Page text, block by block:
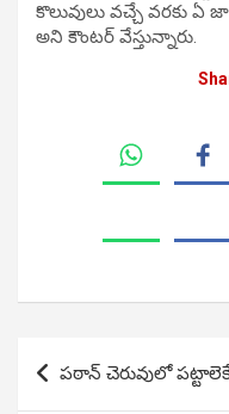
కొలువులు వచ్చే వరకు
అని కౌంటర్ వేస్తున్నారు.
Post
navigation
పఠాన్ చెరువులో